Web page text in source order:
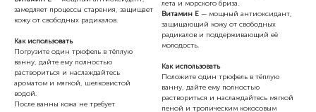
замедляет процессы старения, защищает
кожу от свободных радикалов.
Как использовать
Погрузите один трюфель в тёплую
ванну, дайте ему полностью
раствориться и наслаждайтесь
ароматом и мягкой, шелковистой
водой.
После ванны кожа не требует
лета и морского бриза.
Витамин Е — мощный антиоксидант,
защищающий кожу от свободных
радикалов и поддерживающий её
молодость.
Как использовать
Положите один трюфель в тёплую
ванну, дайте ему полностью
раствориться и наслаждайтесь мягкой
пеной и тропическим кокосовым